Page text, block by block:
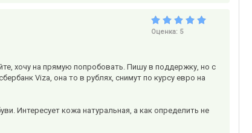
Оценка: 5
хочу на прямую попробовать. Пишу в поддержку, но с
Viza, она то в рублях, снимут по курсу евро на
Интересует кожа натуральная, а как определить не